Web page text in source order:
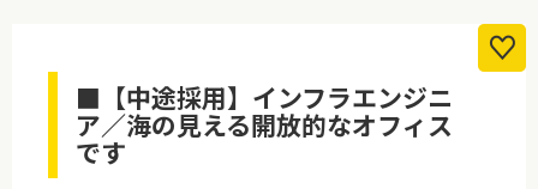
■【中途採用】インフラエンジニ
ア／海の見える開放的なオフィス
です